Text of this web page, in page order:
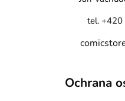
tel.
Ochrana